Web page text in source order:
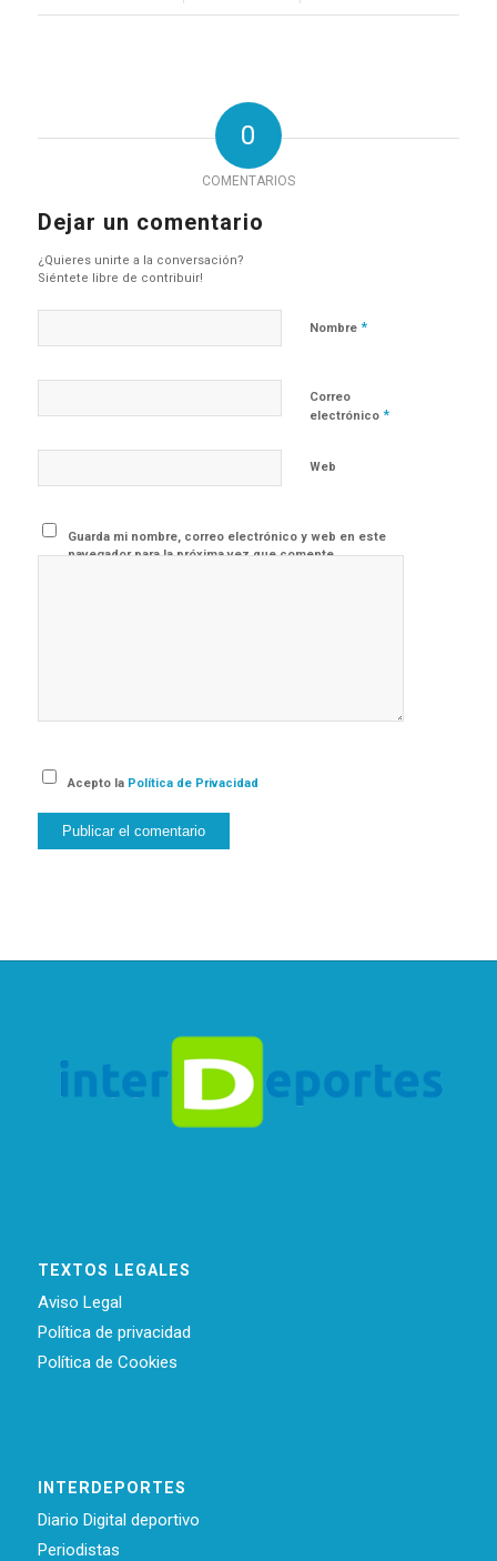
0
COMENTARIOS
Dejar un comentario
¿Quieres unirte a la conversación?
Siéntete libre de contribuir!
Nombre *
Correo
electrónico *
Web
Guarda mi nombre, correo electrónico y web en este
navegador para la próxima vez que comente.
Acepto la Política de Privacidad
TEXTOS LEGALES
Aviso Legal
Política de privacidad
Política de Cookies
INTERDEPORTES
Diario Digital deportivo
Periodistas